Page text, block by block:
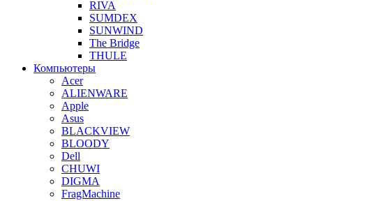
RIVA
SUMDEX
SUNWIND
The Bridge
THULE
Компьютеры
Acer
ALIENWARE
Apple
Asus
BLACKVIEW
BLOODY
Dell
CHUWI
DIGMA
FragMachine